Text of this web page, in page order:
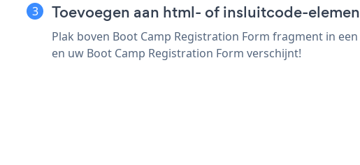
Toevoegen aan html- of insluitcode-
Plak boven Boot Camp Registration Form fragment in
en uw Boot Camp Registration Form verschijnt!